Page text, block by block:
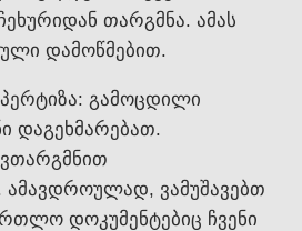
თარგმნა. ამას
დამოწმებით.
გამოცდილი
დაგეხმარებათ.
ვამუშავებთ
დოკუმენტებიც ჩვენი